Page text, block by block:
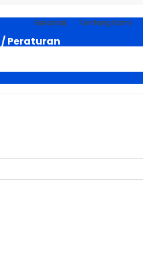
Beranda Tentang Kami
/ Peraturan